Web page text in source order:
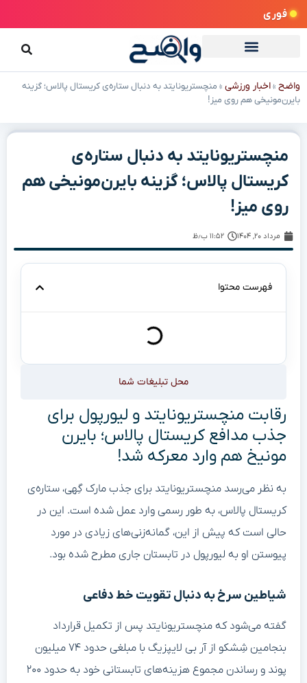
فوری
واضح »اخبار ورزشی » منچستریونایتد به دنبال ستاره‌ی کریستال پالاس؛ گزینه
بایرن‌مونیخی هم روی میز!
منچستریونایتد به دنبال ستاره‌ی
کریستال پالاس؛ گزینه بایرن‌مونیخی هم
روی میز!
مرداد ۲۰, ۱۴۰۴ ۱۱:۵۲ ب٫ظ
فهرست محتوا
محل تبلیغات شما
رقابت منچستریونایتد و لیورپول برای
جذب مدافع کریستال پالاس؛ بایرن
مونیخ هم وارد معرکه شد!
به نظر می‌رسد منچستریونایتد برای جذب مارک گِهی، ستاره‌ی
کریستال پالاس، به طور رسمی وارد عمل شده است. این در
حالی است که پیش از این، گمانه‌زنی‌های زیادی در مورد
پیوستن او به لیورپول در تابستان جاری مطرح شده بود.
شیاطین سرخ به دنبال تقویت خط دفاعی
گفته می‌شود که منچستریونایتد پس از تکمیل قرارداد
بنجامین شِشکو از آر بی لایپزیگ با مبلغی حدود ۷۴ میلیون
پوند و رساندن مجموع هزینه‌های تابستانی خود به حدود ۲۰۰